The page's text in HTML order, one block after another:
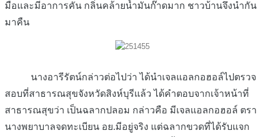
มือและมีอาการคัน กลิ่นคล้ายน้ำมันก๊าดมาก ชาวบ้านจึงนำกัน
มาคืน
นางอารีรัตน์กล่าวต่อไปว่า ได้นำเจลแอลกอฮอล์ไปตรวจ
สอบที่สาธารณสุขจังหวัดสิงห์บุรีแล้ว ได้คำตอบจากเจ้าหน้าที่
สาธารณสุขว่า เป็นฉลากปลอม กล่าวคือ มีเจลแอลกอฮอล์ ตรา
นางพยาบาลจดทะเบียน อย.มีอยู่จริง แต่ฉลากขวดที่ได้รับแจก